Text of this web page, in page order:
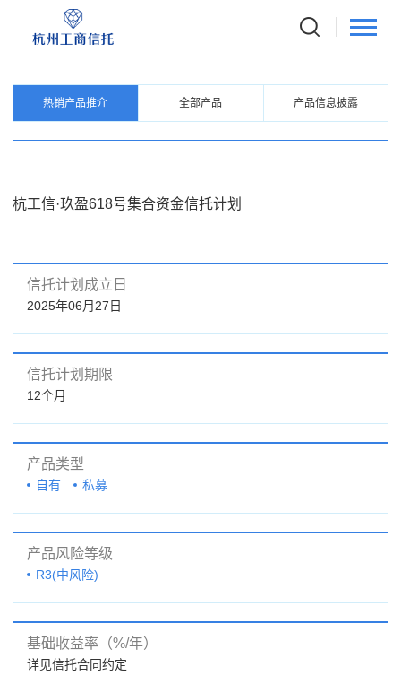
信托产品
热销产品推介 全部产品 产品信息披露
杭工信·玖盈618号集合资金信托计划
信托计划成立日
2025年06月27日
信托计划期限
12个月
产品类型
自有 私募
产品风险等级
R3(中风险)
基础收益率（%/年）
详见信托合同约定